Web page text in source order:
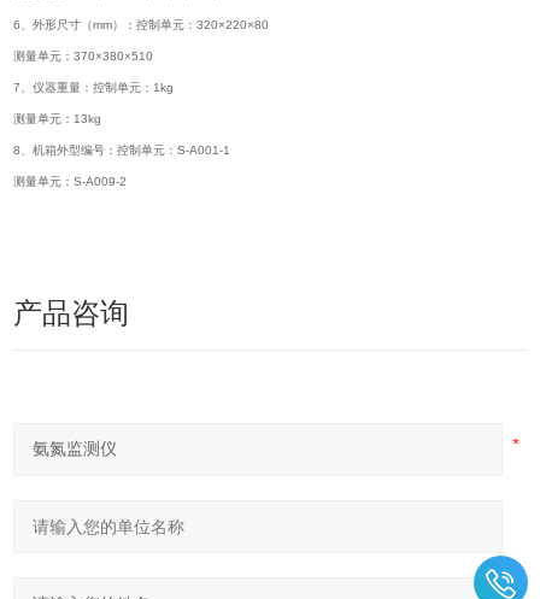
6、外形尺寸（mm）：控制单元：320×220×80
测量单元：370×380×510
7、仪器重量：控制单元：1kg
测量单元：13kg
8、机箱外型编号：控制单元：S-A001-1
测量单元：S-A009-2
产品咨询